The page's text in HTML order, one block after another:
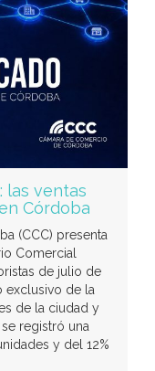
las ventas
Córdoba
(CCC) presenta
Comercial
de julio de
exclusivo de la
de la ciudad y
registró una
y del 12%